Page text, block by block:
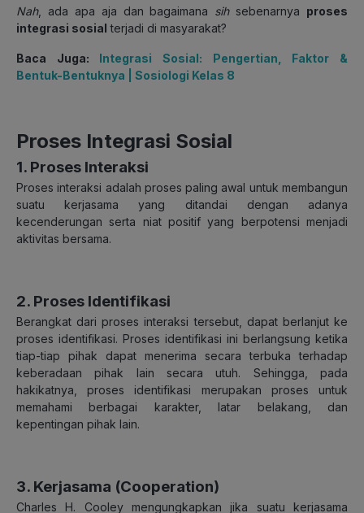
Nah, ada apa aja dan bagaimana sihsebenarnya proses
integrasi sosial terjadi di masyarakat?
Baca Juga: Integrasi Sosial: Pengertian, Faktor &
Bentuk-Bentuknya | Sosiologi Kelas 8
Proses Integrasi Sosial
1. Proses Interaksi
Proses interaksi adalah proses paling awal untuk membangun
suatu kerjasama yang ditandai dengan adanya
kecenderungan serta niat positif yang berpotensi menjadi
aktivitas bersama.
2. Proses Identifikasi
Berangkat dari proses interaksi tersebut, dapat berlanjut ke
proses identifikasi. Proses identifikasi ini berlangsung ketika
tiap-tiap pihak dapat menerima secara terbuka terhadap
keberadaan pihak lain secara utuh. Sehingga, pada
hakikatnya, proses identifikasi merupakan proses untuk
memahami berbagai karakter, latar belakang, dan
kepentingan pihak lain.
3. Kerjasama (Cooperation)
Charles H. Cooley mengungkapkan jika suatu kerjasama